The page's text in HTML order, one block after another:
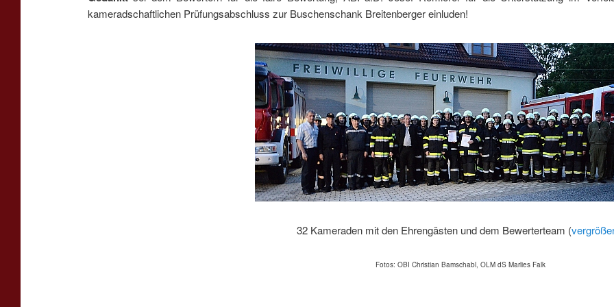
kameradschaftlichen Prüfungsabschluss zur Buschenschank Breitenberger einluden!
32 Kameraden mit den Ehrengästen und dem Bewerterteam (
Fotos: OBI Christian Bamschabl, OLM dS Marlies Falk